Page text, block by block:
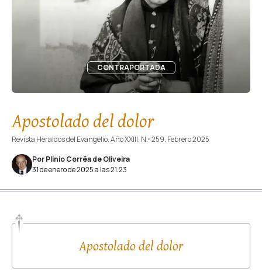
CONTRAPORTADA
Apostolado del dolor
Revista Heraldos del Evangelio. Año XXIII. N.º 259. Febrero 2025
Por Plinio Corrêa de Oliveira
31 de enero de 2025 a las 21:23
Apostolado del dolor